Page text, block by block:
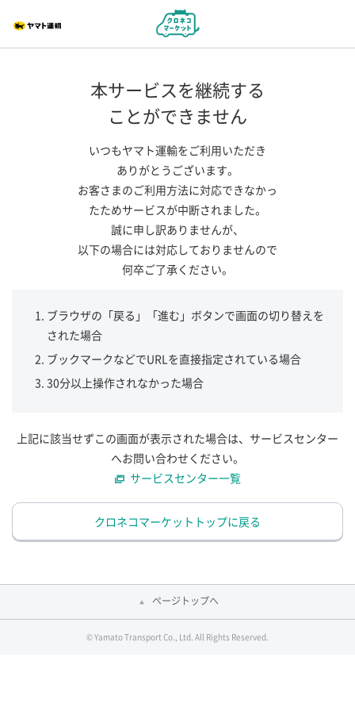
本サービスを継続する
ことができません
いつもヤマト運輸をご利用いただき
ありがとうございます。
お客さまのご利用方法に対応できなかっ
たためサービスが中断されました。
誠に申し訳ありませんが、
以下の場合には対応しておりませんので
何卒ご了承ください。
ブラウザの「戻る」「進む」ボタンで画面の切り替えを
された場合
ブックマークなどでURLを直接指定されている場合
30分以上操作されなかった場合
上記に該当せずこの画面が表示された場合は、サービスセンター
へお問い合わせください。
サービスセンター一覧
クロネコマーケットトップに戻る
ページトップへ
© Yamato Transport Co., Ltd. All Rights Reserved.